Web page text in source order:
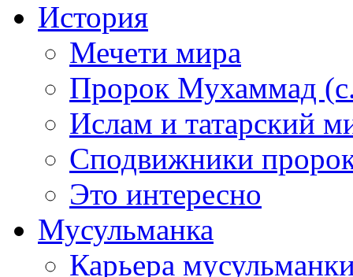
История
Мечети мира
Пророк Мухаммад
Ислам и татарский
Сподвижники
Это интересно
Мусульманка
Карьера